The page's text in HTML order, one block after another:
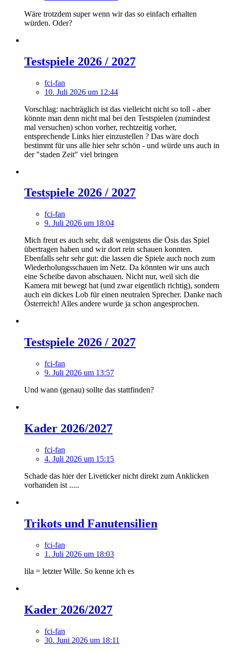
Wäre trotzdem super wenn wir das so einfach erhalten
würden. Oder?
Testspiele 2026 / 2027
fci-fan
10. Juli 2026 um 12:44
Vorschlag: nachträglich ist das vielleicht nicht so toll - aber
könnte man denn nicht mal bei den Testspielen (zumindest
mal versuchen) schon vorher, rechtzeitig vorher,
entsprechende Links hier einzustellen ? Das wäre doch
bestimmt für uns alle hier sehr schön - und würde uns auch in
der "staden Zeit" viel bringen
Testspiele 2026 / 2027
fci-fan
9. Juli 2026 um 18:04
Mich freut es auch sehr, daß wenigstens die Ösis das Spiel
übertragen haben und wir dort rein schauen konnten.
Ebenfalls sehr sehr gut: die lassen die Spiele auch noch zum
Wiederholungsschauen im Netz. Da könnten wir uns auch
eine Scheibe davon abschauen. Nicht nur, weil sich die
Kamera mit bewegt hat (und zwar eigentlich richtig), sondern
auch ein dickes Lob für einen neutralen Sprecher. Danke nach
Österreich! Alles andere wurde ja schon angesprochen.
Testspiele 2026 / 2027
fci-fan
9. Juli 2026 um 13:57
Und wann (genau) sollte das stattfinden?
Kader 2026/2027
fci-fan
4. Juli 2026 um 15:15
Schade das hier der Liveticker nicht direkt zum Anklicken
vorhanden ist .....
Trikots und Fanutensilien
fci-fan
1. Juli 2026 um 18:03
lila = letzter Wille. So kenne ich es
Kader 2026/2027
fci-fan
30. Juni 2026 um 18:11